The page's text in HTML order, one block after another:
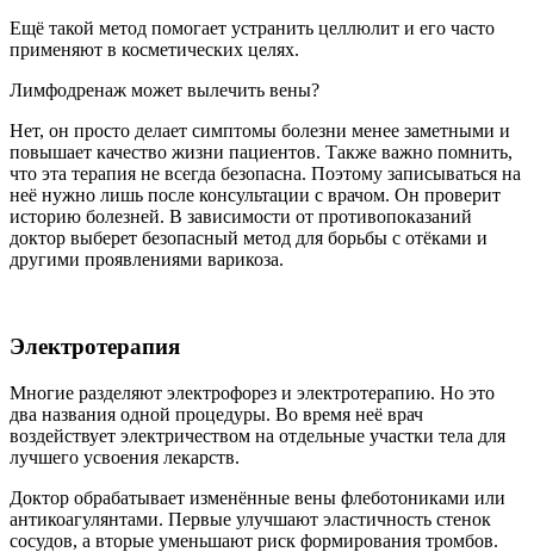
Ещё такой метод помогает устранить целлюлит и его часто
применяют в косметических целях.
Лимфодренаж может вылечить вены?
Нет, он просто делает симптомы болезни менее заметными и
повышает качество жизни пациентов. Также важно помнить,
что эта терапия не всегда безопасна. Поэтому записываться на
неё нужно лишь после консультации с врачом. Он проверит
историю болезней. В зависимости от противопоказаний
доктор выберет безопасный метод для борьбы с отёками и
другими проявлениями варикоза.
Электротерапия
Многие разделяют электрофорез и электротерапию. Но это
два названия одной процедуры. Во время неё врач
воздействует электричеством на отдельные участки тела для
лучшего усвоения лекарств.
Доктор обрабатывает изменённые вены флеботониками или
антикоагулянтами. Первые улучшают эластичность стенок
сосудов, а вторые уменьшают риск формирования тромбов.